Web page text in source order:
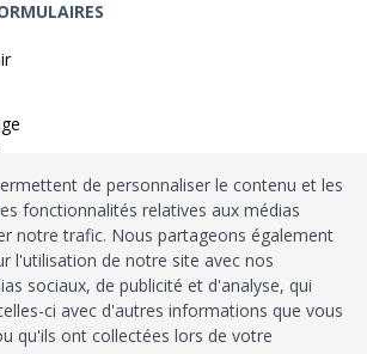
parFranceConnect
de l’Intérieur: n°212900
de personnaliser le contenu et les
fonctionnalités relatives aux médias
notre trafic. Nous partageons également
l'utilisation de notre site avec nos
sociaux, de publicité et d'analyse, qui
ci avec d'autres informations que vous
qu'ils ont collectées lors de votre